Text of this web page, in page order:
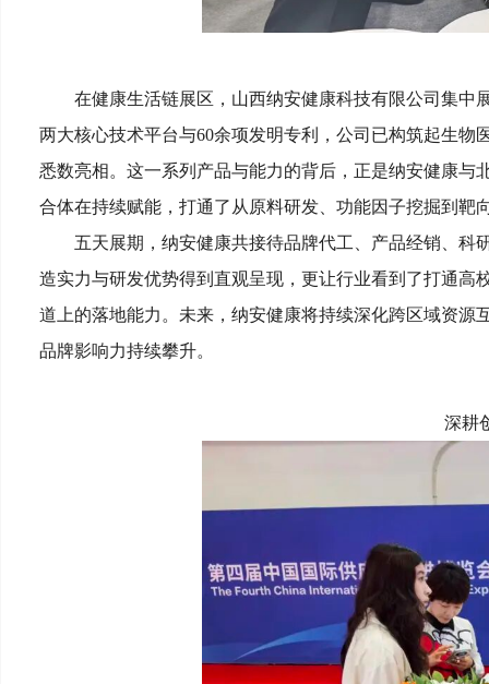
在健康生活链展区，山西纳安健康科技有限公司集中
两大核心技术平台与60余项发明专利，公司已构筑起生
悉数亮相。这一系列产品与能力的背后，正是纳安健康
合体在持续赋能，打通了从原料研发、功能因子挖掘到靶
五天展期，纳安健康共接待品牌代工、产品经销、
造实力与研发优势得到直观呈现，更让行业看到了打通
道上的落地能力。未来，纳安健康将持续深化跨区域资
品牌影响力持续攀升。
深耕